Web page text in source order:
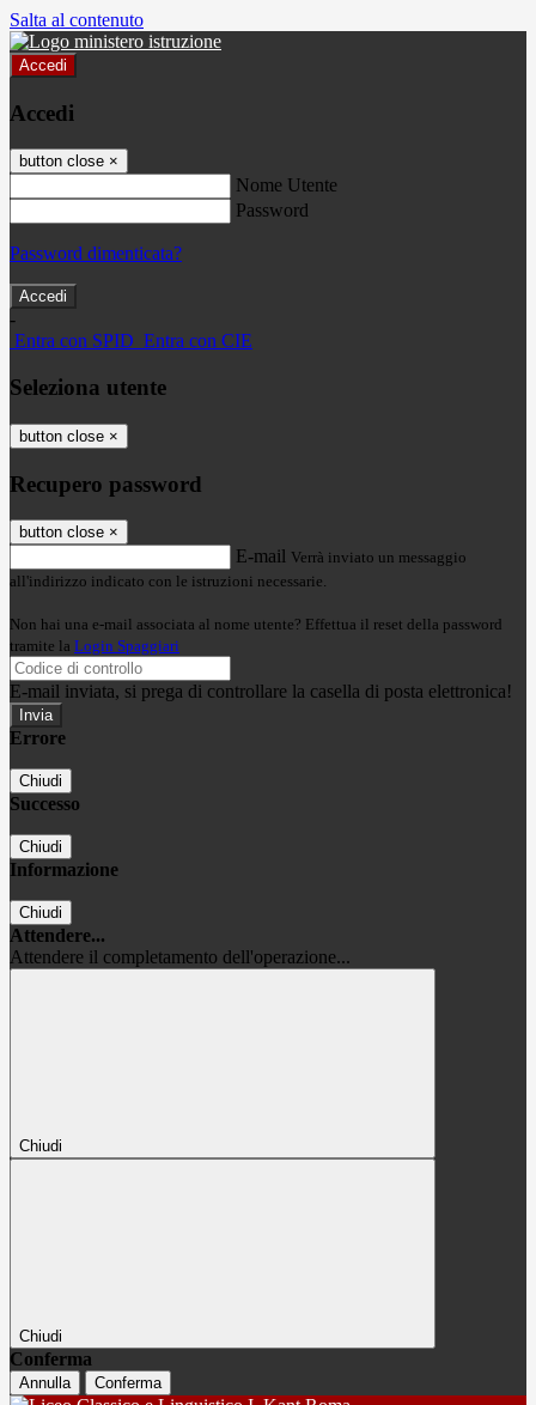
Salta al contenuto
Accedi
Accedi
button close ×
Nome Utente
Password
Password dimenticata?
-
Entra con SPID Entra con CIE
Seleziona utente
button close ×
Recupero password
button close ×
E-mail Verrà inviato un messaggio
all'indirizzo indicato con le istruzioni necessarie.
Non hai una e-mail associata al nome utente? Effettua il reset della password
tramite la Login Spaggiari
E-mail inviata, si prega di controllare la casella di posta elettronica!
Errore
Chiudi
Successo
Chiudi
Informazione
Chiudi
Attendere...
Attendere il completamento dell'operazione...
Chiudi
Chiudi
Conferma
Annulla Conferma